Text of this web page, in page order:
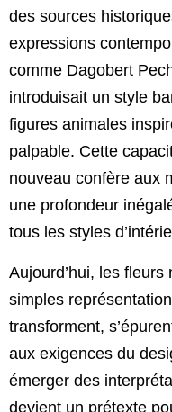
des sources
expressions
comme Dagobert
introduisait un style
figures animales
palpable. Cette
nouveau confère aux
une profondeur
tous les styles
Aujourd’hui, les fleurs
simples
transforment,
aux exigences du
émerger des
devient un prétexte